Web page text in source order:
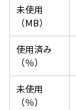
未使用
（MB）
使用済み
（％）
未使用
（％）